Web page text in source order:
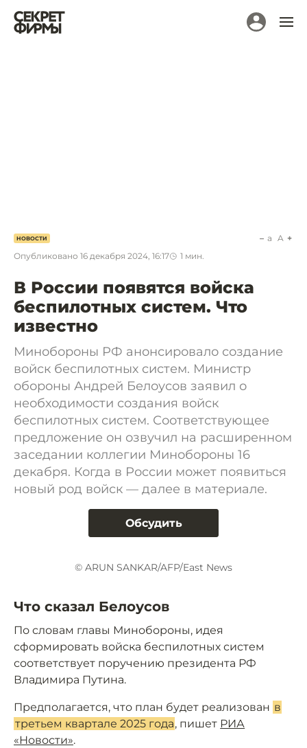
НОВОСТИ
Опубликовано 16 декабря 2024, 16:17 1 мин.
a A
В России появятся войска
беспилотных систем. Что
известно
Минобороны РФ анонсировало создание
войск беспилотных систем. Министр
обороны Андрей Белоусов заявил о
необходимости создания войск
беспилотных систем. Соответствующее
предложение он озвучил на расширенном
заседании коллегии Минобороны 16
декабря. Когда в России может появиться
новый род войск — далее в материале.
Обсудить
© ARUN SANKAR/AFP/East News
Что сказал Белоусов
По словам главы Минобороны, идея
сформировать войска беспилотных систем
соответствует поручению президента РФ
Владимира Путина.
Предполагается, что план будет реализован в
третьем квартале 2025 года, пишет РИА
«Новости».